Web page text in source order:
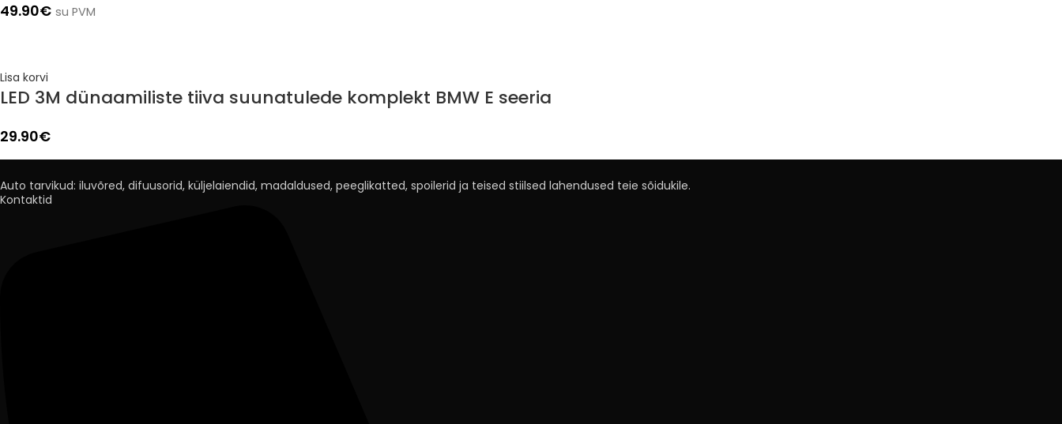
49.90€ su PVM
Lisa korvi
LED 3M dünaamiliste tiiva suunatulede komplekt BMW E seeria
29.90€
Auto tarvikud: iluvõred, difuusorid, küljelaiendid, madaldused, peeglikatted, spoilerid ja teised stiilsed lahendused teie sõidukile.
Kontaktid